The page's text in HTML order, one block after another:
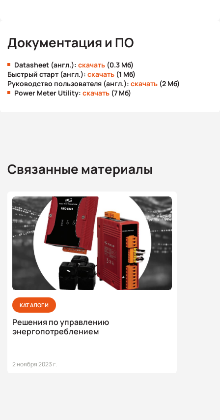
Документация и ПО
Datasheet (англ.): скачать (0.3 Мб)
Быстрый старт (англ.): скачать (1 Мб)
Руководство пользователя (англ.): скачать (2 Мб)
Power Meter Utility: скачать (7 Мб)
Связанные материалы
КАТАЛОГИ
Решения по управлению
энергопотреблением
2 ноября 2023 г.